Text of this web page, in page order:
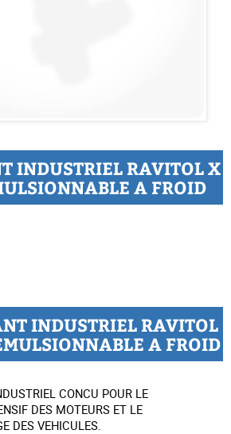
INDUSTRIEL RAVITOL X
A FROID
INDUSTRIEL RAVITOL
A FROID
CONCU POUR LE
DES MOTEURS ET LE
DES VEHICULES.